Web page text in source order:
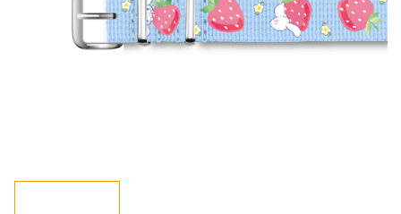
Hello Kitty 小童尼龍錶
帶 ...